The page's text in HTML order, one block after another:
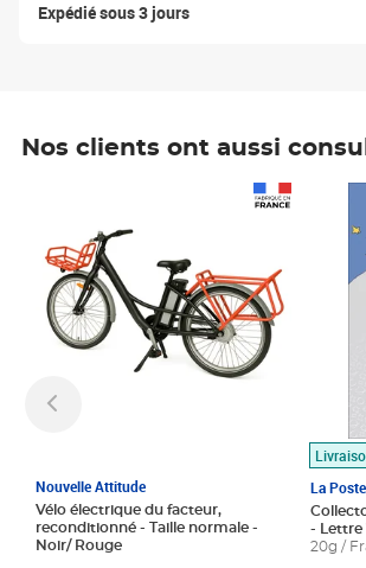
Expédié sous 3 jours
Nos clients ont aussi
Nouvelle Attitude
Vélo électrique du facteur,
reconditionné - Taille normale -
Noir/ Rouge
La Poste
- Lettre
20g /
Prix